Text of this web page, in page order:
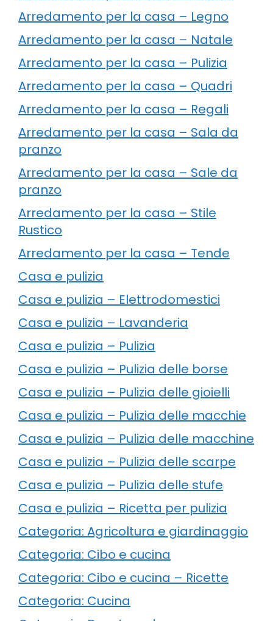
Arredamento per la casa – Legno
Arredamento per la casa – Natale
Arredamento per la casa – Pulizia
Arredamento per la casa – Quadri
Arredamento per la casa – Regali
Arredamento per la casa – Sala da
pranzo
Arredamento per la casa – Sale da
pranzo
Arredamento per la casa – Stile
Rustico
Arredamento per la casa – Tende
Casa e pulizia
Casa e pulizia – Elettrodomestici
Casa e pulizia – Lavanderia
Casa e pulizia – Pulizia
Casa e pulizia – Pulizia delle borse
Casa e pulizia – Pulizia delle gioielli
Casa e pulizia – Pulizia delle macchie
Casa e pulizia – Pulizia delle macchine
Casa e pulizia – Pulizia delle scarpe
Casa e pulizia – Pulizia delle stufe
Casa e pulizia – Ricetta per pulizia
Categoria: Agricoltura e giardinaggio
Categoria: Cibo e cucina
Categoria: Cibo e cucina – Ricette
Categoria: Cucina